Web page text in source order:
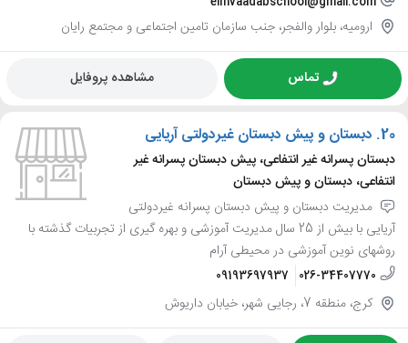
ارومیه، بلوار والفجر، جنب سازمان تامین اجتماعی و مجتمع رایان
تماس مشاهده پروفایل
20. دبستان و پیش دبستان غیردولتی آریایی
دبستان پسرانه غیر انتفاعی، پیش دبستان پسرانه غیر
انتفاعی، دبستان و پیش دبستان
مدیریت دبستان و پیش دبستان پسرانه غیردولتی
آریایی با بیش از 25 سال مدیریت آموزشی و بهره گیری از تجربیات گذشته با
روشهای نوین آموزشی در محیطی آرام
026-34407770
09193697937
کرج، منطقه 7، رجایی شهر، خیابان داریوش